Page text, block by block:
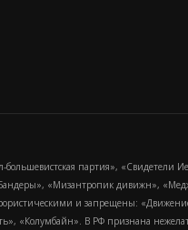
партия», «Свидетели
«Мизантропик дивижн»,
и запрещены:
«Колумбайн». В РФ признана